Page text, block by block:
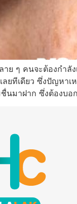
าย ๆ คนจะต้องกำลั
ลยทีเดียว ซึ่งปัญหา
นมาฝาก ซึ่งต้องบอ